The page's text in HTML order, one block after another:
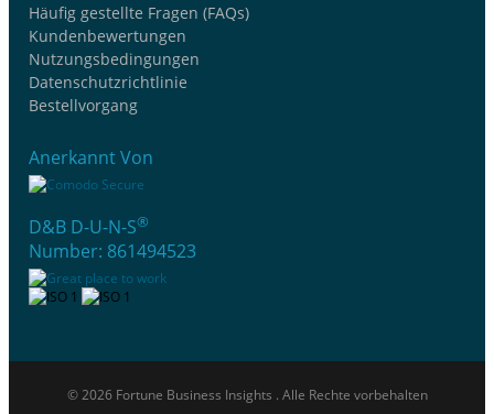
Häufig gestellte Fragen (FAQs)
Kundenbewertungen
Nutzungsbedingungen
Datenschutzrichtlinie
Bestellvorgang
Anerkannt Von
D&B D-U-N-S®
Number: 861494523
© 2026 Fortune Business Insights . Alle Rechte vorbehalten